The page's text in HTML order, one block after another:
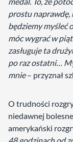
prostu
będziemy myśleć
móc wygrać w
zasługuje ta
po raz ostatni…
mnie– przyznał
O trudności
niedawnej
amerykański